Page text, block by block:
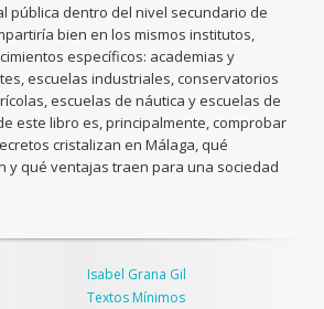
pública dentro del nivel secundario de
bien en los mismos institutos,
específicos: academias y
escuelas industriales, conservatorios
escuelas de náutica y escuelas de
este libro es, principalmente, comprobar
cristalizan en Málaga, qué
y qué ventajas traen para una sociedad
Isabel Grana Gil
Textos Mínimos